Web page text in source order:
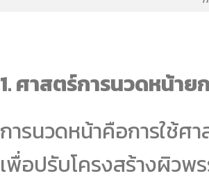
1. ศาสตร์การนวดหน้าย
การนวดหน้าคือการใช้ศ
เพื่อปรับโครงสร้างผิว